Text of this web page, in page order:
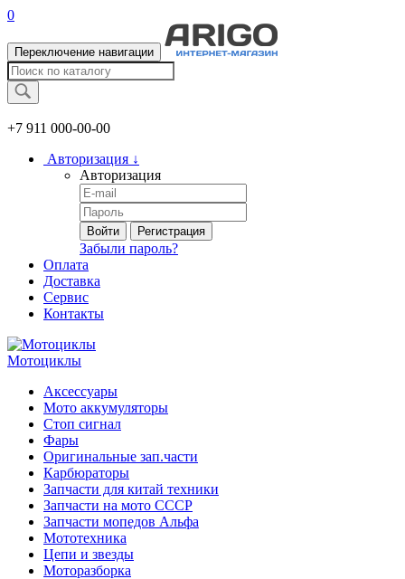
0
Переключение навигации
+7 911 000-00-00
Авторизация ↓
Авторизация
Войти Регистрация
Забыли пароль?
Оплата
Доставка
Сервис
Контакты
Мотоциклы
Аксессуары
Мото аккумуляторы
Стоп сигнал
Фары
Оригинальные зап.части
Карбюраторы
Запчасти для китай техники
Запчасти на мото СССР
Запчасти мопедов Альфа
Мототехника
Цепи и звезды
Моторазборка